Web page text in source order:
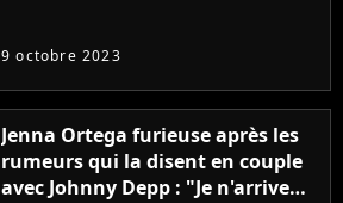
9 octobre 2023
Jenna Ortega furieuse après les
rumeurs qui la disent en couple
avec Johnny Depp : "Je n'arrive